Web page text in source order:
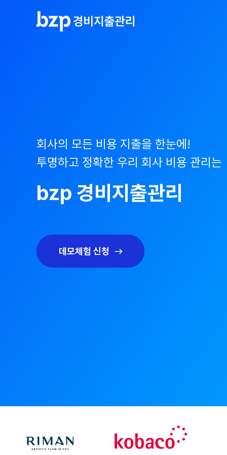
회사의 모든 비용 지출을 한눈에!
투명하고 정확한 우리 회사 비용 관리는
bzp 경비지출관리
데모체험 신청